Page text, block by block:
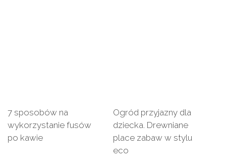
7 sposobów na
wykorzystanie fusów
po kawie
Ogród przyjazny dla
dziecka. Drewniane
place zabaw w stylu
eco